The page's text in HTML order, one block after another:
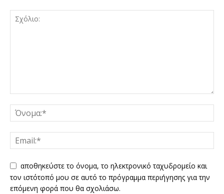
αποθηκεύστε το όνομα, το ηλεκτρονικό ταχυδρομείο και
τον ιστότοπό μου σε αυτό το πρόγραμμα περιήγησης για την
επόμενη φορά που θα σχολιάσω.